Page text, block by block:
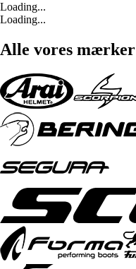
Loading...
Loading...
Alle vores mærker